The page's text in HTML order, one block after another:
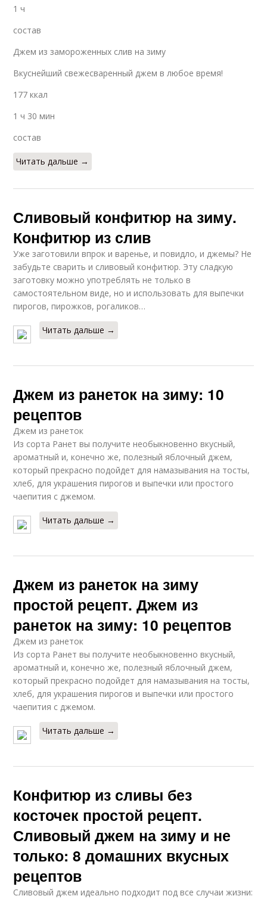
1 ч
состав
Джем из замороженных слив на зиму
Вкуснейший свежесваренный джем в любое время!
177 ккал
1 ч 30 мин
состав
Читать дальше →
Сливовый конфитюр на зиму.
Конфитюр из слив
Уже заготовили впрок и варенье, и повидло, и джемы? Не
забудьте сварить и сливовый конфитюр. Эту сладкую
заготовку можно употреблять не только в
самостоятельном виде, но и использовать для выпечки
пирогов, пирожков, рогаликов…
Читать дальше →
Джем из ранеток на зиму: 10
рецептов
Джем из ранеток
Из сорта Ранет вы получите необыкновенно вкусный,
ароматный и, конечно же, полезный яблочный джем,
который прекрасно подойдет для намазывания на тосты,
хлеб, для украшения пирогов и выпечки или простого
чаепития с джемом.
Читать дальше →
Джем из ранеток на зиму
простой рецепт. Джем из
ранеток на зиму: 10 рецептов
Джем из ранеток
Из сорта Ранет вы получите необыкновенно вкусный,
ароматный и, конечно же, полезный яблочный джем,
который прекрасно подойдет для намазывания на тосты,
хлеб, для украшения пирогов и выпечки или простого
чаепития с джемом.
Читать дальше →
Конфитюр из сливы без
косточек простой рецепт.
Сливовый джем на зиму и не
только: 8 домашних вкусных
рецептов
Сливовый джем идеально подходит под все случаи жизни: